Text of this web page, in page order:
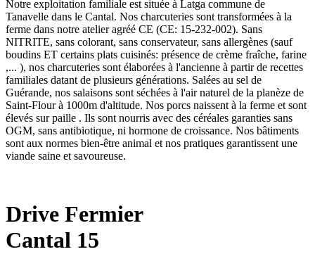
Notre exploitation familiale est située à Latga commune de
Tanavelle dans le Cantal. Nos charcuteries sont transformées à la
ferme dans notre atelier agréé CE (CE: 15-232-002). Sans
NITRITE, sans colorant, sans conservateur, sans allergènes (sauf
boudins ET certains plats cuisinés: présence de crème fraîche, farine
,... ), nos charcuteries sont élaborées à l'ancienne à partir de recettes
familiales datant de plusieurs générations. Salées au sel de
Guérande, nos salaisons sont séchées à l'air naturel de la planèze de
Saint-Flour à 1000m d'altitude. Nos porcs naissent à la ferme et sont
élevés sur paille . Ils sont nourris avec des céréales garanties sans
OGM, sans antibiotique, ni hormone de croissance. Nos bâtiments
sont aux normes bien-être animal et nos pratiques garantissent une
viande saine et savoureuse.
Drive Fermier
Cantal 15